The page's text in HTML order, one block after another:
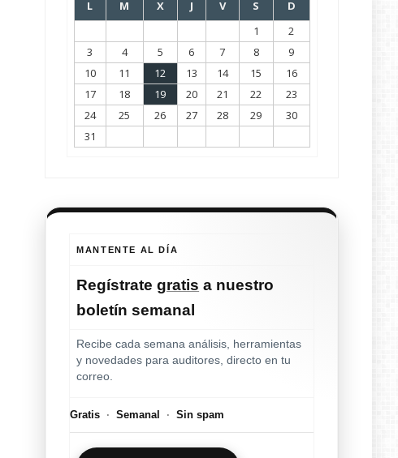
L M X J V S
D
1
2
3
4 5 6 7 8
9
10
11 12 13 14 15
16
17
18 19 20 21 22
23
24
25 26 27 28 29
30
31
MANTENTE AL DÍA
Regístrategratis a nuestro
boletín semanal
Recibe cada semana análisis, herramientas
y novedades para auditores, directo en tu
correo.
Gratis · Semanal · Sin spam